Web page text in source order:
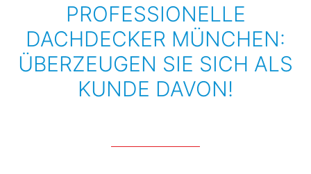
PROFESSIONELLE
DACHDECKER MÜNCHEN:
ÜBERZEUGEN SIE SICH ALS
KUNDE DAVON!